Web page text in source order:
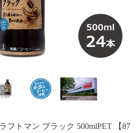
フトマン ブラック 500mlPET 【87